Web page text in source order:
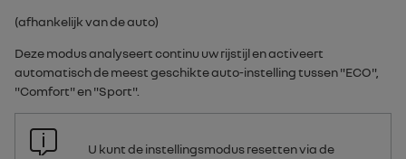
(afhankelijk van de auto)
Deze modus analyseert continu uw rijstijl en activeert
automatisch de meest geschikte auto-instelling tussen "ECO",
"Comfort" en "Sport".
U kunt de instellingsmodus resetten via de